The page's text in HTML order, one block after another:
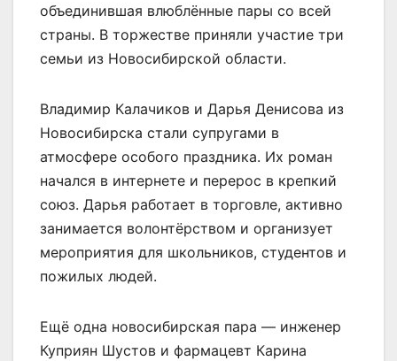
объединившая влюблённые пары со всей
страны. В торжестве приняли участие три
семьи из Новосибирской области.
Владимир Калачиков и Дарья Денисова из
Новосибирска стали супругами в
атмосфере особого праздника. Их роман
начался в интернете и перерос в крепкий
союз. Дарья работает в торговле, активно
занимается волонтёрством и организует
мероприятия для школьников, студентов и
пожилых людей.
Ещё одна новосибирская пара — инженер
Куприян Шустов и фармацевт Карина